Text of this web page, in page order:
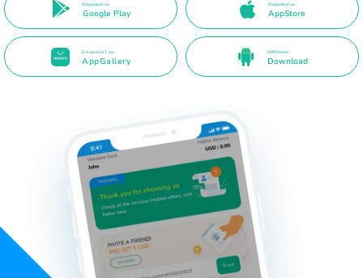
Disponível no
Google Play
Disponível na
AppStore
Disponível na
AppGallery
APK Direto
Download